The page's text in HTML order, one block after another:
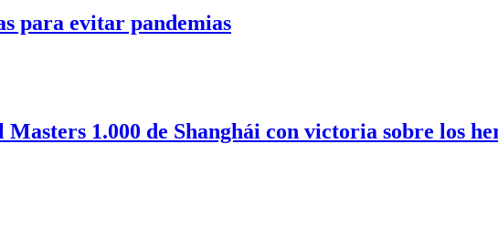
para evitar pandemias
1.000 de Shanghái con victoria sobre los